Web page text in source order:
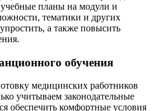
планы на модули и
тематики и других
а также повысить
обучения
медицинских работников
учитываем законодательные
обеспечить комфортные условия